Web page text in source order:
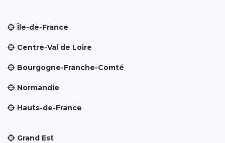
Île-de-France
Centre-Val de Loire
Bourgogne-Franche-Comté
Normandie
Hauts-de-France
Grand Est